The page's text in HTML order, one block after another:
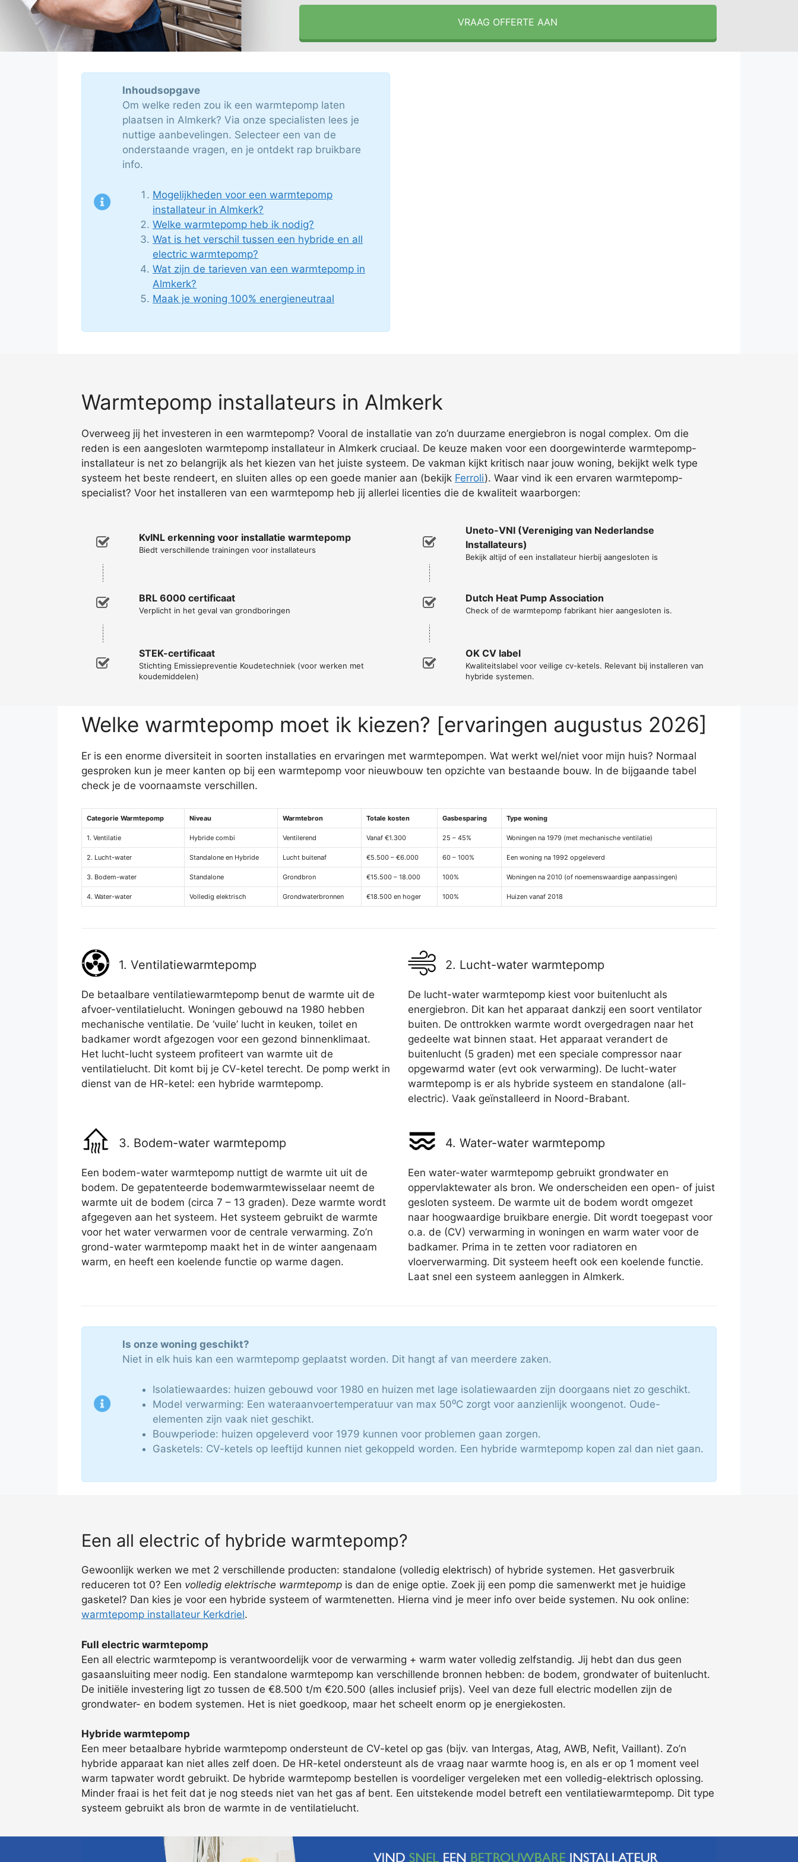
VRAAG OFFERTE AAN
Inhoudsopgave
Om welke reden zou ik een warmtepomp laten
plaatsen in Almkerk? Via onze specialisten lees je
nuttige aanbevelingen. Selecteer een van de
onderstaande vragen, en je ontdekt rap bruikbare
info.
Mogelijkheden voor een warmtepomp
installateur in Almkerk?
Welke warmtepomp heb ik nodig?
Wat is het verschil tussen een hybride en all
electric warmtepomp?
Wat zijn de tarieven van een warmtepomp in
Almkerk?
Maak je woning 100% energieneutraal
Warmtepomp installateurs in Almkerk
Overweeg jij het investeren in een warmtepomp? Vooral de installatie van zo’n duurzame energiebron is nogal complex. Om die
reden is een aangesloten warmtepomp installateur in Almkerk cruciaal. De keuze maken voor een doorgewinterde warmtepomp-
installateur is net zo belangrijk als het kiezen van het juiste systeem. De vakman kijkt kritisch naar jouw woning, bekijkt welk type
systeem het beste rendeert, en sluiten alles op een goede manier aan (bekijk Ferroli). Waar vind ik een ervaren warmtepomp-
specialist? Voor het installeren van een warmtepomp heb jij allerlei licenties die de kwaliteit waarborgen:
KvINL erkenning voor installatie warmtepomp
Biedt verschillende trainingen voor installateurs
BRL 6000 certificaat
Verplicht in het geval van grondboringen
STEK-certificaat
Stichting Emissiepreventie Koudetechniek (voor werken met
koudemiddelen)
Uneto-VNI (Vereniging van Nederlandse
Installateurs)
Bekijk altijd of een installateur hierbij aangesloten is
Dutch Heat Pump Association
Check of de warmtepomp fabrikant hier aangesloten is.
OK CV label
Kwaliteitslabel voor veilige cv-ketels. Relevant bij installeren van
hybride systemen.
Welke warmtepomp moet ik kiezen? [ervaringen augustus 2026]
Er is een enorme diversiteit in soorten installaties en ervaringen met warmtepompen. Wat werkt wel/niet voor mijn huis? Normaal
gesproken kun je meer kanten op bij een warmtepomp voor nieuwbouw ten opzichte van bestaande bouw. In de bijgaande tabel
check je de voornaamste verschillen.
Categorie Warmtepomp Niveau Warmtebron Totale kosten Gasbesparing Type woning
1. Ventilatie Hybride combi Ventilerend Vanaf €1.300 25 – 45% Woningen na 1979 (met mechanische ventilatie)
2. Lucht-water Standalone en Hybride Lucht buitenaf €5.500 – €6.000 60 – 100% Een woning na 1992 opgeleverd
3. Bodem-water Standalone Grondbron €15.500 – 18.000 100% Woningen na 2010 (of noemenswaardige aanpassingen)
4. Water-water Volledig elektrisch Grondwaterbronnen €18.500 en hoger 100% Huizen vanaf 2018
1. Ventilatiewarmtepomp
De betaalbare ventilatiewarmtepomp benut de warmte uit de
afvoer-ventilatielucht. Woningen gebouwd na 1980 hebben
mechanische ventilatie. De ‘vuile’ lucht in keuken, toilet en
badkamer wordt afgezogen voor een gezond binnenklimaat.
Het lucht-lucht systeem profiteert van warmte uit de
ventilatielucht. Dit komt bij je CV-ketel terecht. De pomp werkt in
dienst van de HR-ketel: een hybride warmtepomp.
2. Lucht-water warmtepomp
De lucht-water warmtepomp kiest voor buitenlucht als
energiebron. Dit kan het apparaat dankzij een soort ventilator
buiten. De onttrokken warmte wordt overgedragen naar het
gedeelte wat binnen staat. Het apparaat verandert de
buitenlucht (5 graden) met een speciale compressor naar
opgewarmd water (evt ook verwarming). De lucht-water
warmtepomp is er als hybride systeem en standalone (all-
electric). Vaak geïnstalleerd in Noord-Brabant.
3. Bodem-water warmtepomp
Een bodem-water warmtepomp nuttigt de warmte uit uit de
bodem. De gepatenteerde bodemwarmtewisselaar neemt de
warmte uit de bodem (circa 7 – 13 graden). Deze warmte wordt
afgegeven aan het systeem. Het systeem gebruikt de warmte
voor het water verwarmen voor de centrale verwarming. Zo’n
grond-water warmtepomp maakt het in de winter aangenaam
warm, en heeft een koelende functie op warme dagen.
4. Water-water warmtepomp
Een water-water warmtepomp gebruikt grondwater en
oppervlaktewater als bron. We onderscheiden een open- of juist
gesloten systeem. De warmte uit de bodem wordt omgezet
naar hoogwaardige bruikbare energie. Dit wordt toegepast voor
o.a. de (CV) verwarming in woningen en warm water voor de
badkamer. Prima in te zetten voor radiatoren en
vloerverwarming. Dit systeem heeft ook een koelende functie.
Laat snel een systeem aanleggen in Almkerk.
Is onze woning geschikt?
Niet in elk huis kan een warmtepomp geplaatst worden. Dit hangt af van meerdere zaken.
Isolatiewaardes: huizen gebouwd voor 1980 en huizen met lage isolatiewaarden zijn doorgaans niet zo geschikt.
Model verwarming: Een wateraanvoertemperatuur van max 50⁰C zorgt voor aanzienlijk woongenot. Oude-
elementen zijn vaak niet geschikt.
Bouwperiode: huizen opgeleverd voor 1979 kunnen voor problemen gaan zorgen.
Gasketels: CV-ketels op leeftijd kunnen niet gekoppeld worden. Een hybride warmtepomp kopen zal dan niet gaan.
Een all electric of hybride warmtepomp?
Gewoonlijk werken we met 2 verschillende producten: standalone (volledig elektrisch) of hybride systemen. Het gasverbruik
reduceren tot 0? Een volledig elektrische warmtepomp is dan de enige optie. Zoek jij een pomp die samenwerkt met je huidige
gasketel? Dan kies je voor een hybride systeem of warmtenetten. Hierna vind je meer info over beide systemen. Nu ook online:
warmtepomp installateur Kerkdriel.
Full electric warmtepomp
Een all electric warmtepomp is verantwoordelijk voor de verwarming + warm water volledig zelfstandig. Jij hebt dan dus geen
gasaansluiting meer nodig. Een standalone warmtepomp kan verschillende bronnen hebben: de bodem, grondwater of buitenlucht.
De initiële investering ligt zo tussen de €8.500 t/m €20.500 (alles inclusief prijs). Veel van deze full electric modellen zijn de
grondwater- en bodem systemen. Het is niet goedkoop, maar het scheelt enorm op je energiekosten.
Hybride warmtepomp
Een meer betaalbare hybride warmtepomp ondersteunt de CV-ketel op gas (bijv. van Intergas, Atag, AWB, Nefit, Vaillant). Zo’n
hybride apparaat kan niet alles zelf doen. De HR-ketel ondersteunt als de vraag naar warmte hoog is, en als er op 1 moment veel
warm tapwater wordt gebruikt. De hybride warmtepomp bestellen is voordeliger vergeleken met een volledig-elektrisch oplossing.
Minder fraai is het feit dat je nog steeds niet van het gas af bent. Een uitstekende model betreft een ventilatiewarmtepomp. Dit type
systeem gebruikt als bron de warmte in de ventilatielucht.